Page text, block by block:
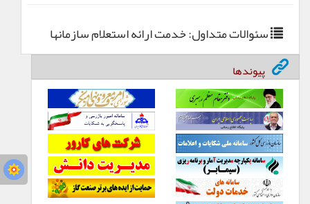
سئوالات متداول: خدمتارائه استعلام سازمانها
پیوندها